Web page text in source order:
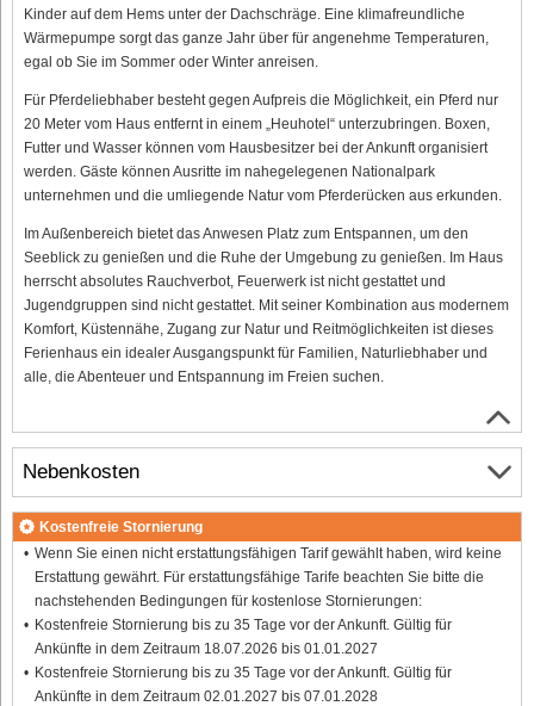
Kinder auf dem Hems unter der Dachschräge. Eine klimafreundliche
Wärmepumpe sorgt das ganze Jahr über für angenehme Temperaturen,
egal ob Sie im Sommer oder Winter anreisen.
Für Pferdeliebhaber besteht gegen Aufpreis die Möglichkeit, ein Pferd nur
20 Meter vom Haus entfernt in einem „Heuhotel“ unterzubringen. Boxen,
Futter und Wasser können vom Hausbesitzer bei der Ankunft organisiert
werden. Gäste können Ausritte im nahegelegenen Nationalpark
unternehmen und die umliegende Natur vom Pferderücken aus erkunden.
Im Außenbereich bietet das Anwesen Platz zum Entspannen, um den
Seeblick zu genießen und die Ruhe der Umgebung zu genießen. Im Haus
herrscht absolutes Rauchverbot, Feuerwerk ist nicht gestattet und
Jugendgruppen sind nicht gestattet. Mit seiner Kombination aus modernem
Komfort, Küstennähe, Zugang zur Natur und Reitmöglichkeiten ist dieses
Ferienhaus ein idealer Ausgangspunkt für Familien, Naturliebhaber und
alle, die Abenteuer und Entspannung im Freien suchen.
Nebenkosten
Kostenfreie Stornierung
Wenn Sie einen nicht erstattungsfähigen Tarif gewählt haben, wird keine
Erstattung gewährt. Für erstattungsfähige Tarife beachten Sie bitte die
nachstehenden Bedingungen für kostenlose Stornierungen:
Kostenfreie Stornierung bis zu 35 Tage vor der Ankunft. Gültig für
Ankünfte in dem Zeitraum 18.07.2026 bis 01.01.2027
Kostenfreie Stornierung bis zu 35 Tage vor der Ankunft. Gültig für
Ankünfte in dem Zeitraum 02.01.2027 bis 07.01.2028